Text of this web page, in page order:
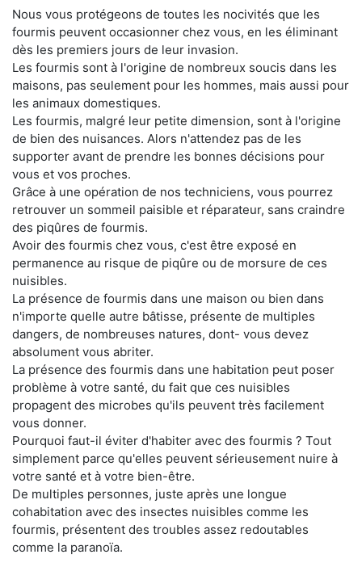
Nous vous protégeons de toutes les nocivités que les
fourmis peuvent occasionner chez vous, en les éliminant
dès les premiers jours de leur invasion.
Les fourmis sont à l'origine de nombreux soucis dans les
maisons, pas seulement pour les hommes, mais aussi pour
les animaux domestiques.
Les fourmis, malgré leur petite dimension, sont à l'origine
de bien des nuisances. Alors n'attendez pas de les
supporter avant de prendre les bonnes décisions pour
vous et vos proches.
Grâce à une opération de nos techniciens, vous pourrez
retrouver un sommeil paisible et réparateur, sans craindre
des piqûres de fourmis.
Avoir des fourmis chez vous, c'est être exposé en
permanence au risque de piqûre ou de morsure de ces
nuisibles.
La présence de fourmis dans une maison ou bien dans
n'importe quelle autre bâtisse, présente de multiples
dangers, de nombreuses natures, dont- vous devez
absolument vous abriter.
La présence des fourmis dans une habitation peut poser
problème à votre santé, du fait que ces nuisibles
propagent des microbes qu'ils peuvent très facilement
vous donner.
Pourquoi faut-il éviter d'habiter avec des fourmis ? Tout
simplement parce qu'elles peuvent sérieusement nuire à
votre santé et à votre bien-être.
De multiples personnes, juste après une longue
cohabitation avec des insectes nuisibles comme les
fourmis, présentent des troubles assez redoutables
comme la paranoïa.